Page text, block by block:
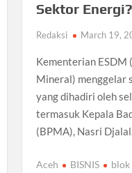
Sektor Energi?
Redaksi March 19,
Kementerian ESDM
Mineral) menggelar
yang dihadiri oleh
termasuk Kepala
(BPMA), Nasri
Aceh BISNIS blok